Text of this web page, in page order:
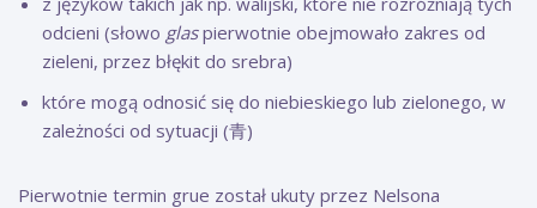
odcieni (słowo glaspierwotnie obejmowało zakres od
zieleni, przez błękit do srebra)
które mogą odnosić się do niebieskiego lub zielonego, w
zależności od sytuacji (青)
Pierwotnie termin grue został ukuty przez Nelsona